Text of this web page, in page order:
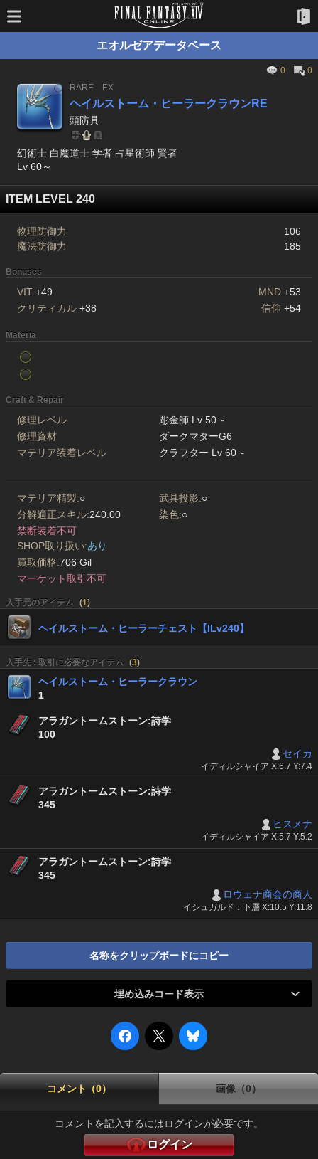
エオルゼアデータベース
0
0
RARE
EX
ヘイルストーム・ヒーラークラウンRE
頭防具
幻術士 白魔道士 学者 占星術師 賢者
Lv 60～
ITEM LEVEL 240
物理防御力
106
魔法防御力
185
Bonuses
VIT +49 MND +53
クリティカル +38 信仰 +54
Materia
Craft & Repair
修理レベル
彫金師 Lv 50～
修理資材
ダークマターG6
マテリア装着レベル
クラフター Lv 60～
マテリア精製:○ 武具投影:○
分解適正スキル:240.00 染色:○
禁断装着不可
SHOP取り扱い:あり
買取価格:706 Gil
マーケット取引不可
入手元のアイテム (1)
ヘイルストーム・ヒーラーチェスト【ILv240】
入手先 : 取引に必要なアイテム (3)
ヘイルストーム・ヒーラークラウン
1
アラガントームストーン:詩学
100
セイカ
イディルシャイア X:6.7 Y:7.4
アラガントームストーン:詩学
345
ヒスメナ
イディルシャイア X:5.7 Y:5.2
アラガントームストーン:詩学
345
ロウェナ商会の商人
イシュガルド：下層 X:10.5 Y:11.8
名称をクリップボードにコピー
埋め込みコード表示
コメント（0） 画像（0）
コメントを記入するにはログインが必要です。
ログイン